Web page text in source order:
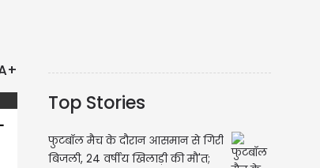
Top Stories
फुटबॉल मैच के दौरान आसमान से गिरी
बिजली, 24 वर्षीय खिलाड़ी की मौ'त;